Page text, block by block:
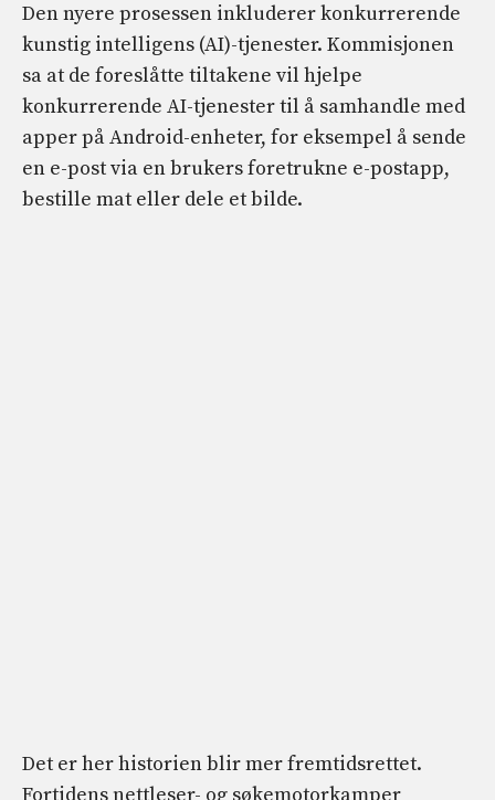
Den nyere prosessen inkluderer konkurrerende
kunstig intelligens (AI)-tjenester. Kommisjonen
sa at de foreslåtte tiltakene vil hjelpe
konkurrerende AI-tjenester til å samhandle med
apper på Android-enheter, for eksempel å sende
en e-post via en brukers foretrukne e-postapp,
bestille mat eller dele et bilde.
Det er her historien blir mer fremtidsrettet.